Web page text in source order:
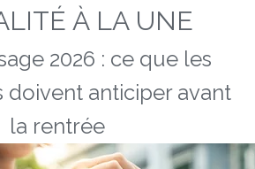
À LA UNE
2026 : ce que les
anticiper avant
la rentrée